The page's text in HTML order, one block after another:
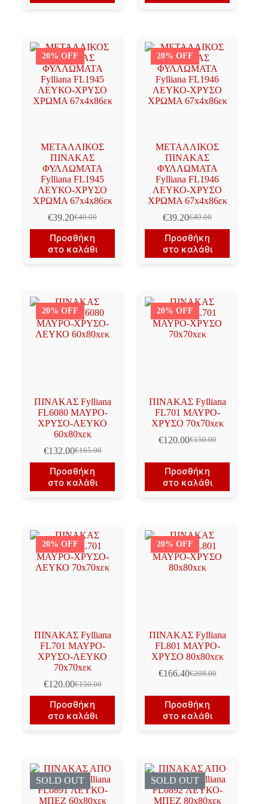
20% OFF
ΜΕΤΑΛΛΙΚΟΣ
ΠΙΝΑΚΑΣ
ΦΥΛΛΩΜΑΤΑ
Fylliana FL1945
ΛΕΥΚΟ-ΧΡΥΣΟ
ΧΡΩΜΑ 67x4x86εκ
€49.00
Original
price
was:
€49.00.
€39.20Η
τρέχουσα
τιμή
είναι:
Προσθήκη
στο καλάθι
20% OFF
ΜΕΤΑΛΛΙΚΟΣ
ΠΙΝΑΚΑΣ
ΦΥΛΛΩΜΑΤΑ
Fylliana FL1946
ΛΕΥΚΟ-ΧΡΥΣΟ
ΧΡΩΜΑ 67x4x86εκ
€49.00
Original
price
was:
€49.00.
€39.20Η
τρέχουσα
τιμή
είναι:
Προσθήκη
στο καλάθι
20% OFF
ΠΙΝΑΚΑΣ Fylliana
FL6080 ΜΑΥΡΟ-
ΧΡΥΣΟ-ΛΕΥΚΟ
60x80xεκ
€165.00
Original
price
was:
€165.00.
€132.00Η
τρέχουσα
τιμή
είναι:
Προσθήκη
στο καλάθι
20% OFF
ΠΙΝΑΚΑΣ Fylliana
FL701 ΜΑΥΡΟ-
ΧΡΥΣΟ 70x70xεκ
€150.00
Original
was:
€150.00.
€120.00Η
τιμή
είναι:
€120.00.
Προσθήκη
στο καλάθι
20% OFF
ΠΙΝΑΚΑΣ Fylliana
FL701 ΜΑΥΡΟ-
ΧΡΥΣΟ-ΛΕΥΚΟ
70x70xεκ
€150.00
Original
price
was:
€150.00.
€120.00Η
τρέχουσα
τιμή
είναι:
Προσθήκη
στο καλάθι
20% OFF
ΠΙΝΑΚΑΣ Fylliana
FL801 ΜΑΥΡΟ-
ΧΡΥΣΟ 80x80xεκ
€208.00
Original
was:
€208.00.
€166.40Η
τιμή
είναι:
€166.40.
Προσθήκη
στο καλάθι
SOLD OUT SOLD OUT